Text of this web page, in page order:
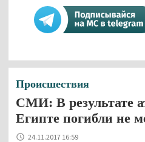
Происшествия
СМИ: В результате
Египте погибли не
24.11.2017 16:59